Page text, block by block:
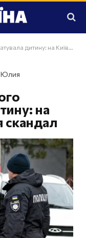
Київщині розпалився скандал
Юлия
на
скандал